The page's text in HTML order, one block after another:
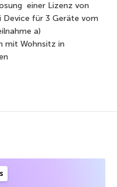
einer Lizenz von
Device für 3 Geräte vom
a)
mit Wohnsitz in